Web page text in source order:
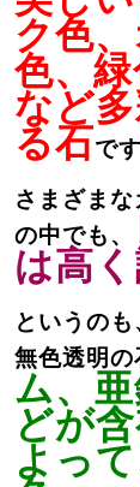
ク色
色、
など
る石です
さまざま
の中でも、
は高
というの
無色透明の
ム、
どが
よっ